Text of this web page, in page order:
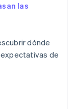
las
dónde
expectativas de